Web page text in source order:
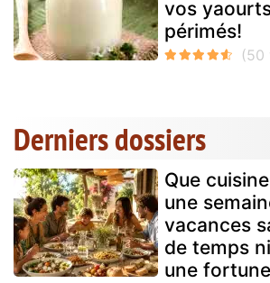
vos
périmés!
Derniers dossiers
Que
une
vacances
de temps
une